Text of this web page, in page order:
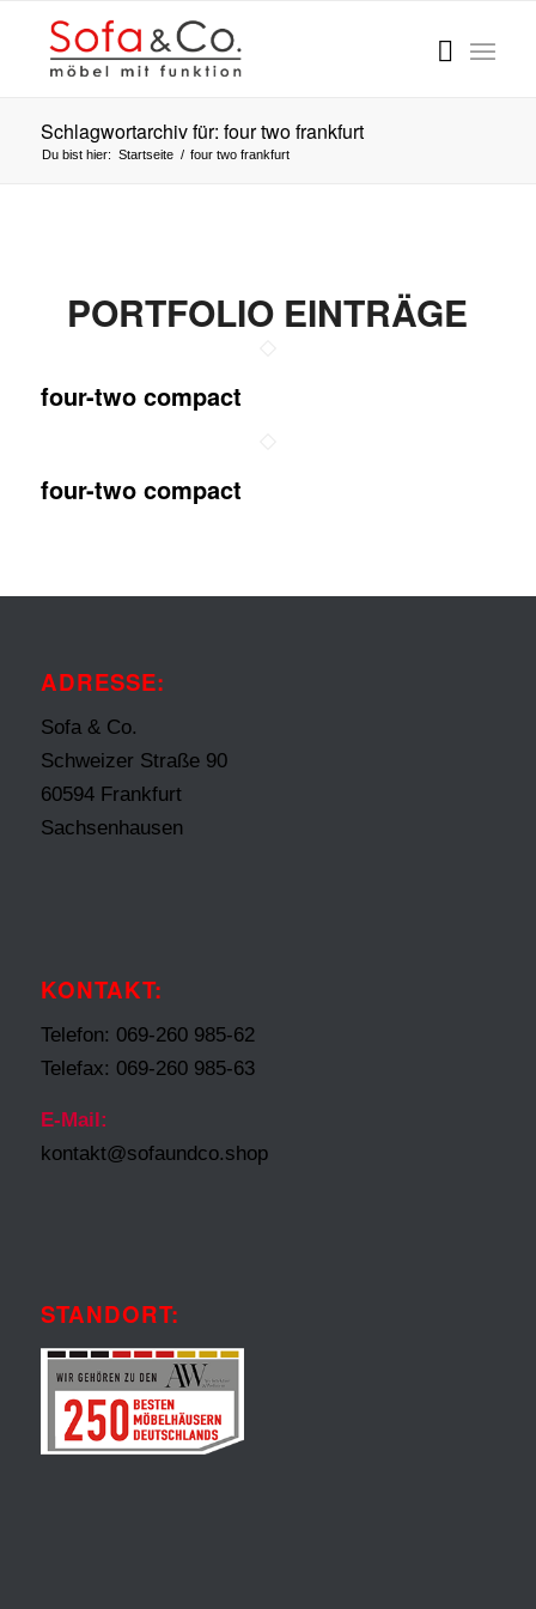
Schlagwortarchiv für: four two frankfurt
Du bist hier: Startseite / four two frankfurt
PORTFOLIO EINTRÄGE
four-two compact
four-two compact
ADRESSE:
Sofa & Co.
Schweizer Straße 90
60594 Frankfurt
Sachsenhausen
KONTAKT:
Telefon: 069-260 985-62
Telefax: 069-260 985-63
E-Mail:
kontakt@sofaundco.shop
STANDORT: